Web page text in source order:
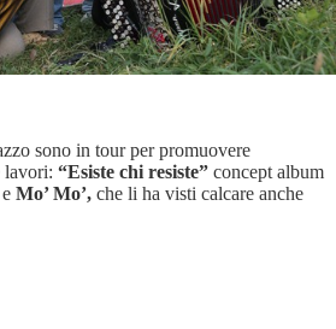
sono in tour per promuovere
lavori: “Esiste chi resiste” concept album
Mo’ Mo’, che li ha visti calcare anche